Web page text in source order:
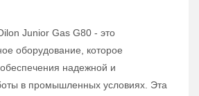
Junior Gas G80 - это
оборудование, которое
надежной и
в промышленных условиях. Эта